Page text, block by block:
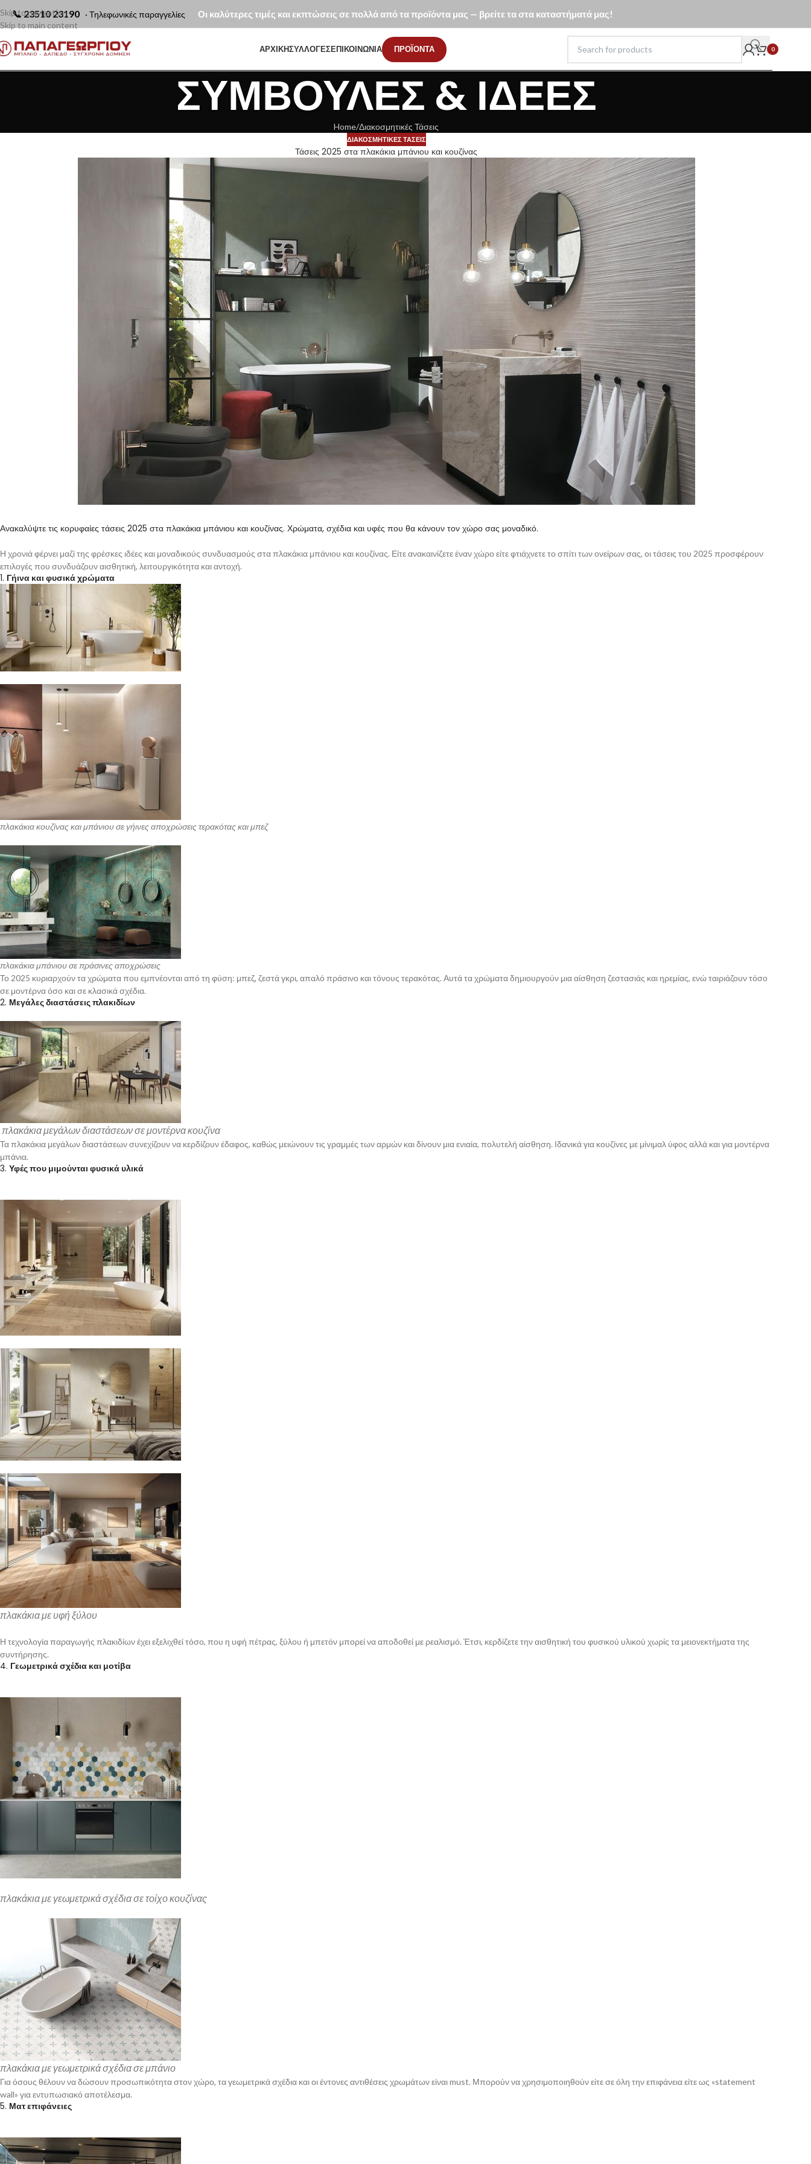
📞 23510 23190 · Τηλεφωνικές παραγγελίες Οι καλύτερες τιμές και εκπτώσεις σε πολλά από τα προϊόντα μας — βρείτε τα στα καταστήματά μας!
Skip to navigation
Skip to main content
ΑΡΧΙΚΗΣΥΛΛΟΓΕΣΕΠΙΚΟΙΝΩΝΙΑ ΠΡΟΪΟΝΤΑ 0
ΣΥΜΒΟΥΛΈΣ & ΙΔΈΕΣ
Home Διακοσμητικές Τάσεις
ΔΙΑΚΟΣΜΗΤΙΚΈΣ ΤΆΣΕΙΣ
Τάσεις 2025 στα πλακάκια μπάνιου και κουζίνας
Ανακαλύψτε τις κορυφαίες τάσεις 2025 στα πλακάκια μπάνιου και κουζίνας. Χρώματα, σχέδια και υφές που θα κάνουν τον χώρο σας μοναδικό.
Η χρονιά φέρνει μαζί της φρέσκες ιδέες και μοναδικούς συνδυασμούς στα πλακάκια μπάνιου και κουζίνας. Είτε ανακαινίζετε έναν χώρο είτε φτιάχνετε το σπίτι των ονείρων σας, οι τάσεις του 2025 προσφέρουν
επιλογές που συνδυάζουν αισθητική, λειτουργικότητα και αντοχή.
1. Γήινα και φυσικά χρώματα
πλακάκια κουζίνας και μπάνιου σε γήινες αποχρώσεις τερακότας και μπεζ
πλακάκια μπάνιου σε πράσινες αποχρώσεις
Το 2025 κυριαρχούν τα χρώματα που εμπνέονται από τη φύση: μπεζ, ζεστά γκρι, απαλό πράσινο και τόνους τερακότας. Αυτά τα χρώματα δημιουργούν μια αίσθηση ζεστασιάς και ηρεμίας, ενώ ταιριάζουν τόσο
σε μοντέρνα όσο και σε κλασικά σχέδια.
2. Μεγάλες διαστάσεις πλακιδίων
πλακάκια μεγάλων διαστάσεων σε μοντέρνα κουζίνα
Τα πλακάκια μεγάλων διαστάσεων συνεχίζουν να κερδίζουν έδαφος, καθώς μειώνουν τις γραμμές των αρμών και δίνουν μια ενιαία, πολυτελή αίσθηση. Ιδανικά για κουζίνες με μίνιμαλ ύφος αλλά και για μοντέρνα
μπάνια.
3. Υφές που μιμούνται φυσικά υλικά
πλακάκια με υφή ξύλου
Η τεχνολογία παραγωγής πλακιδίων έχει εξελιχθεί τόσο, που η υφή πέτρας, ξύλου ή μπετόν μπορεί να αποδοθεί με ρεαλισμό. Έτσι, κερδίζετε την αισθητική του φυσικού υλικού χωρίς τα μειονεκτήματα της
συντήρησης.
4. Γεωμετρικά σχέδια και μοτίβα
πλακάκια με γεωμετρικά σχέδια σε τοίχο κουζίνας
πλακάκια με γεωμετρικά σχέδια σε μπάνιο
Για όσους θέλουν να δώσουν προσωπικότητα στον χώρο, τα γεωμετρικά σχέδια και οι έντονες αντιθέσεις χρωμάτων είναι must. Μπορούν να χρησιμοποιηθούν είτε σε όλη την επιφάνεια είτε ως «statement
wall» για εντυπωσιακό αποτέλεσμα.
5. Ματ επιφάνειες